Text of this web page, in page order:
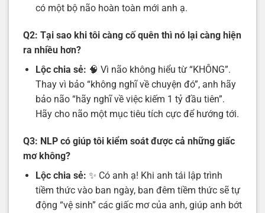
có một bộ não hoàn toàn mới anh ạ.
Q2: Tại sao khi tôi càng cố quên thì nó lại càng hiện
ra nhiều hơn?
Lộc chia sẻ: 🧠 Vì não không hiểu từ “KHÔNG”.
Thay vì bảo “không nghĩ về chuyện đó”, anh hãy
bảo não “hãy nghĩ về việc kiếm 1 tỷ đầu tiên”.
Hãy cho não một mục tiêu tích cực để hướng tới.
Q3: NLP có giúp tôi kiểm soát được cả những giấc
mơ không?
Lộc chia sẻ: ✨ Có anh ạ! Khi anh tái lập trình
tiềm thức vào ban ngày, ban đêm tiềm thức sẽ tự
động “vệ sinh” các giấc mơ của anh, giúp anh bớt